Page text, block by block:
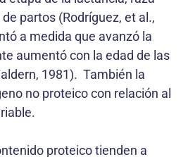
partos (Rodríguez, et al.,
a medida que avanzó la
aumentó con la edad de las
1981). También la
no proteico con relación al
proteico tienden a